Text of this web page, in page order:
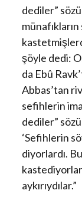
dediler”
şöyle dedi:
da Ebû
Abbas’tan
sefihlerin
dediler”
‘Sefihlerin
diyorlardı.
aykırıydılar.”